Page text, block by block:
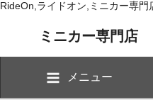
RideOn,ライドオン,ミニカー専門
ミニカー専門店
メニュー